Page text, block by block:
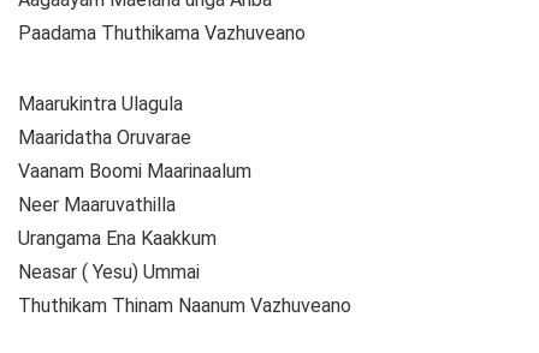
Paadama Thuthikama Vazhuveano
Maarukintra Ulagula
Maaridatha Oruvarae
Vaanam Boomi Maarinaalum
Neer Maaruvathilla
Urangama Ena Kaakkum
Neasar ( Yesu) Ummai
Thuthikam Thinam Naanum Vazhuveano